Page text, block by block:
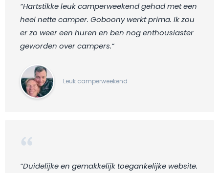
“Hartstikke leuk camperweekend gehad met een
heel nette camper. Goboony werkt prima. Ik zou
er zo weer een huren en ben nog enthousiaster
geworden over campers.“
Leuk camperweekend
“Duidelijke en gemakkelijk toegankelijke website.